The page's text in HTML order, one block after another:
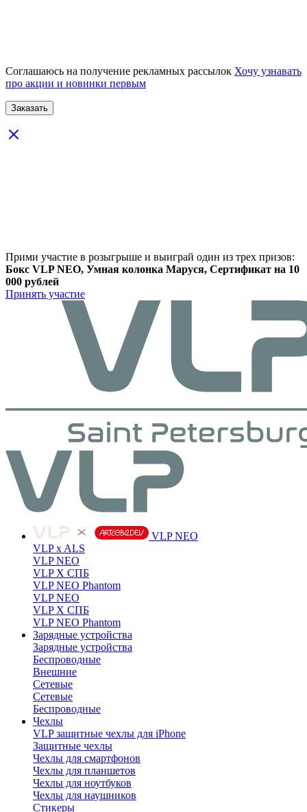
Соглашаюсь на получение рекламных рассылок Хочу узнавать
про акции и новинки первым
Прими участие в розыгрыше и выиграй один из трех призов:
Бокс VLP NEO, Умная колонка Маруся, Сертификат на 10
000 рублей
Принять участие
VLP NEO
VLP x ALS
VLP NEO
VLP X СПБ
VLP NEO Phantom
VLP NEO
VLP X СПБ
VLP NEO Phantom
Зарядные устройства
Зарядные устройства
Беспроводные
Внешние
Сетевые
Сетевые
Беспроводные
Чехлы
VLP защитные чехлы для iPhone
Защитные чехлы
Чехлы для смартфонов
Чехлы для планшетов
Чехлы для ноутбуков
Чехлы для наушников
Стикеры